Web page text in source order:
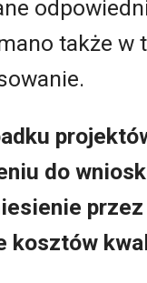
także w
do
kosztów